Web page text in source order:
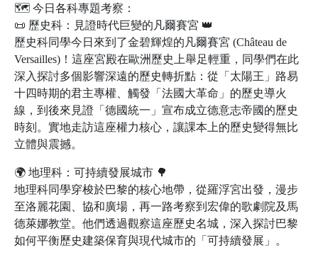
🗺️ 今日各科專題考察：
📜 歷史科：見證時代巨變的凡爾賽宮 👑
歷史科同學今日來到了金碧輝煌的凡爾賽宮 (Château de
Versailles)！這座宮殿在歐洲歷史上舉足輕重，同學們在此
深入探討多個影響深遠的歷史轉折點：從「太陽王」路易
十四時期的君主專權、觸發「法國大革命」的歷史導火
線，到後來見證「德國統一」宣布成立德意志帝國的歷史
時刻。實地走訪這座權力核心，讓課本上的歷史變得無比
立體與震撼。
🌍 地理科：可持續發展城市 🌳
地理科同學穿梭於巴黎的核心地帶，從羅浮宮出發，漫步
至洛麗花園、協和廣場，再一路考察到宏偉的歌劇院及馬
德萊娜教堂。他們透過觀察這座歷史名城，深入探討巴黎
如何平衡歷史建築保育與現代城市的「可持續發展」。